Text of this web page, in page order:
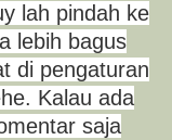
lah pindah ke
lebih bagus
di pengaturan
Kalau ada
saja